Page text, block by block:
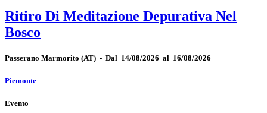
Ritiro Di Meditazione Depurativa Nel
Bosco
Passerano Marmorito (AT) - Dal 14/08/2026 al 16/08/2026
Piemonte
Evento